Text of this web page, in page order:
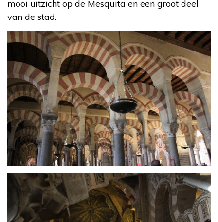
mooi uitzicht op de Mesquita en een groot deel
van de stad.